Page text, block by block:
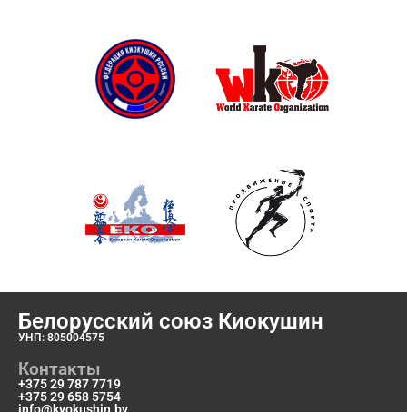
Белорусский союз Киокушин
УНП: 805004575
Контакты
+375 29 787 7719
+375 29 658 5754